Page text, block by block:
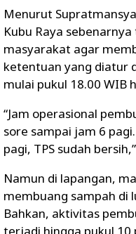
Menurut
Kubu Raya
masyarakat agar
ketentuan yang diatur
mulai pukul 18.00 WIB
“Jam operasional
sore sampai jam 6
pagi, TPS sudah
Namun di lapangan,
membuang sampah di
Bahkan, aktivitas
terjadi hingga pukul 10